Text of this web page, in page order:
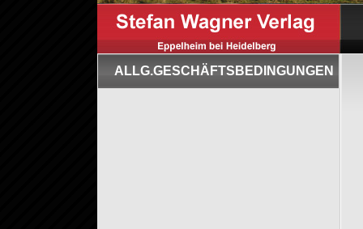
ALLG.GESCHÄFTSBEDINGUNGEN